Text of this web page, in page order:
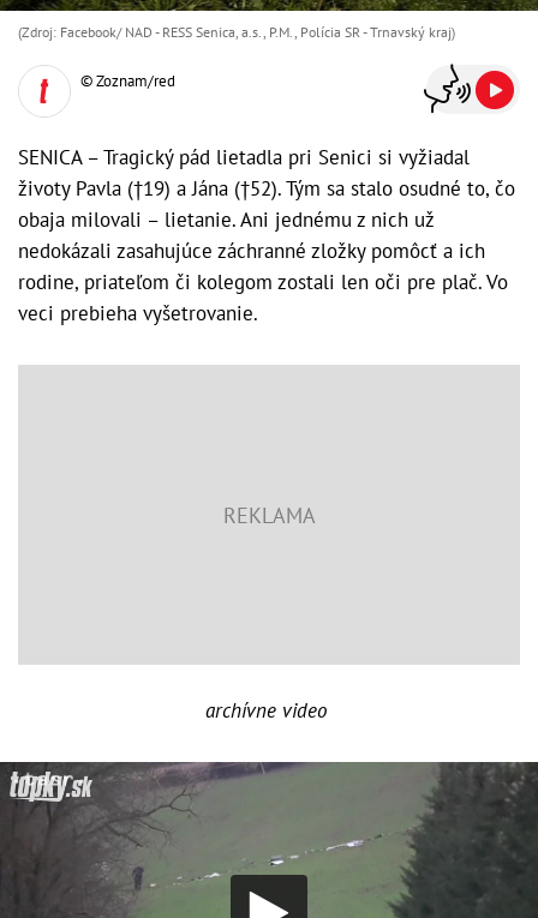
(Zdroj: Facebook/ NAD - RESS Senica, a.s., P.M., Polícia SR - Trnavský kraj)
© Zoznam/red
SENICA – Tragický pád lietadla pri Senici si vyžiadal
životy Pavla (†19) a Jána (†52). Tým sa stalo osudné to, čo
obaja milovali – lietanie. Ani jednému z nich už
nedokázali zasahujúce záchranné zložky pomôcť a ich
rodine, priateľom či kolegom zostali len oči pre plač. Vo
veci prebieha vyšetrovanie.
archívne video